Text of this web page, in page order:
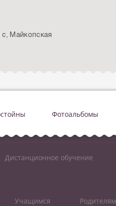
Майкопская
Фотоальбомы
Дистанционное обучение
Учащимся Родителям